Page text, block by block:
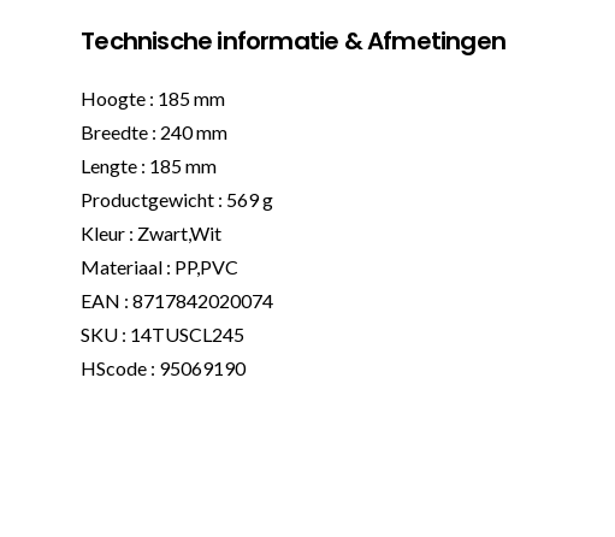
Technische informatie & Afmetingen
Hoogte : 185 mm
Breedte : 240 mm
Lengte : 185 mm
Productgewicht : 569 g
Kleur : Zwart,Wit
Materiaal : PP,PVC
EAN : 8717842020074
SKU : 14TUSCL245
HScode : 95069190